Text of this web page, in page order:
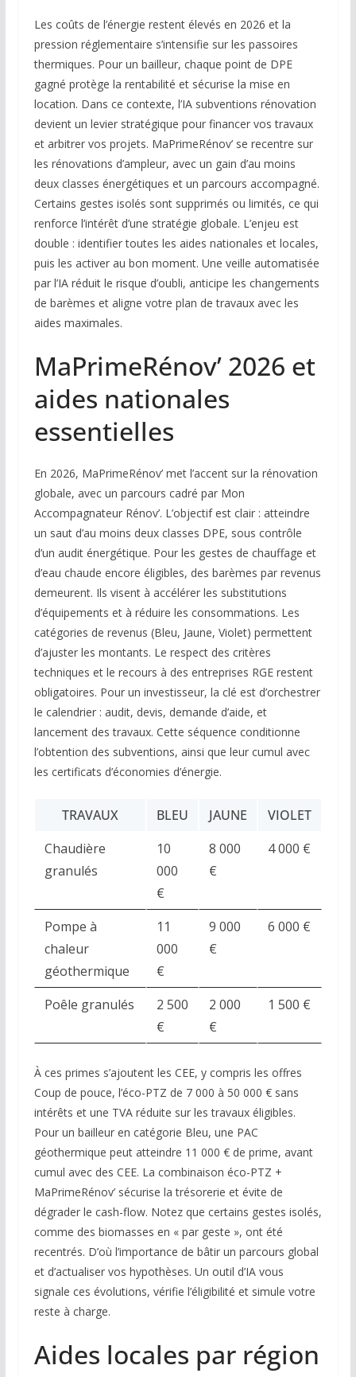
Les coûts de l’énergie restent élevés en 2026 et la
pression réglementaire s’intensifie sur les passoires
thermiques. Pour un bailleur, chaque point de DPE
gagné protège la rentabilité et sécurise la mise en
location. Dans ce contexte, l’IA subventions rénovation
devient un levier stratégique pour financer vos travaux
et arbitrer vos projets. MaPrimeRénov’ se recentre sur
les rénovations d’ampleur, avec un gain d’au moins
deux classes énergétiques et un parcours accompagné.
Certains gestes isolés sont supprimés ou limités, ce qui
renforce l’intérêt d’une stratégie globale. L’enjeu est
double : identifier toutes les aides nationales et locales,
puis les activer au bon moment. Une veille automatisée
par l’IA réduit le risque d’oubli, anticipe les changements
de barèmes et aligne votre plan de travaux avec les
aides maximales.
MaPrimeRénov’ 2026 et
aides nationales
essentielles
En 2026, MaPrimeRénov’ met l’accent sur la rénovation
globale, avec un parcours cadré par Mon
Accompagnateur Rénov’. L’objectif est clair : atteindre
un saut d’au moins deux classes DPE, sous contrôle
d’un audit énergétique. Pour les gestes de chauffage et
d’eau chaude encore éligibles, des barèmes par revenus
demeurent. Ils visent à accélérer les substitutions
d’équipements et à réduire les consommations. Les
catégories de revenus (Bleu, Jaune, Violet) permettent
d’ajuster les montants. Le respect des critères
techniques et le recours à des entreprises RGE restent
obligatoires. Pour un investisseur, la clé est d’orchestrer
le calendrier : audit, devis, demande d’aide, et
lancement des travaux. Cette séquence conditionne
l’obtention des subventions, ainsi que leur cumul avec
les certificats d’économies d’énergie.
TRAVAUX BLEU JAUNE
VIOLET
Chaudière
granulés
10
000
€
8 000
€
4 000 €
Pompe à
chaleur
géothermique
11
000
€
9 000
€
6 000 €
Poêle granulés
2 500
€
2 000
€
1 500 €
À ces primes s’ajoutent les CEE, y compris les offres
Coup de pouce, l’éco-PTZ de 7 000 à 50 000 € sans
intérêts et une TVA réduite sur les travaux éligibles.
Pour un bailleur en catégorie Bleu, une PAC
géothermique peut atteindre 11 000 € de prime, avant
cumul avec des CEE. La combinaison éco-PTZ +
MaPrimeRénov’ sécurise la trésorerie et évite de
dégrader le cash-flow. Notez que certains gestes isolés,
comme des biomasses en « par geste », ont été
recentrés. D’où l’importance de bâtir un parcours global
et d’actualiser vos hypothèses. Un outil d’IA vous
signale ces évolutions, vérifie l’éligibilité et simule votre
reste à charge.
Aides locales par région